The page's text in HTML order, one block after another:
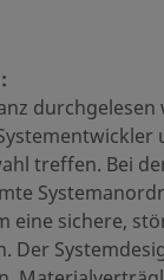
durchgelesen
treffen. Bei
eine sichere,
Der